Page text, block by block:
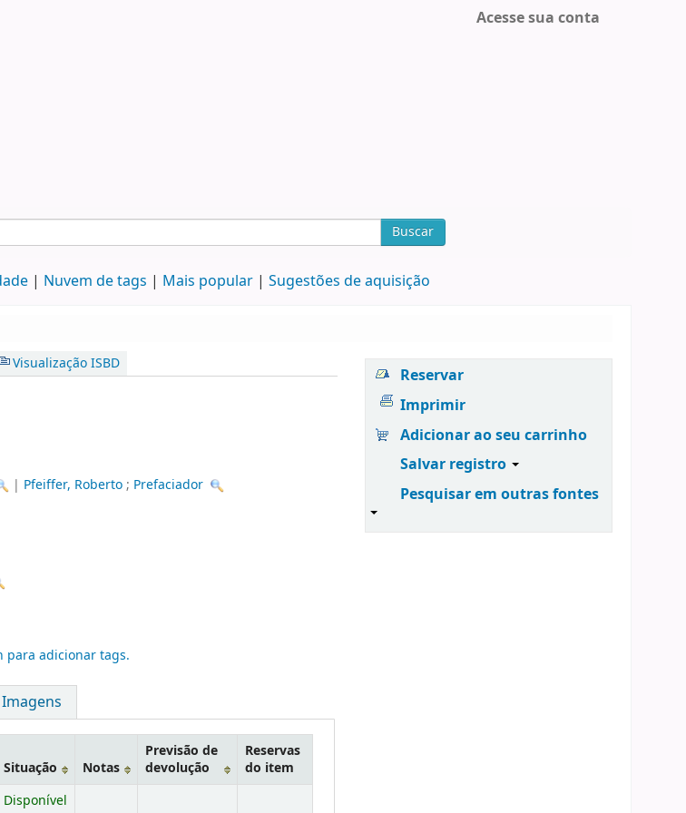
Acesse sua conta
Buscar
Nuvem de tags Mais popular Sugestões de aquisição
Visualização ISBD
| Pfeiffer, Roberto; Prefaciador
para adicionar tags.
Imagens
Situação Notas
Previsão de
devolução
Reservas
do item
Disponível
Reservar
Imprimir
Adicionar ao seu carrinho
Salvar registro
Pesquisar em outras fontes